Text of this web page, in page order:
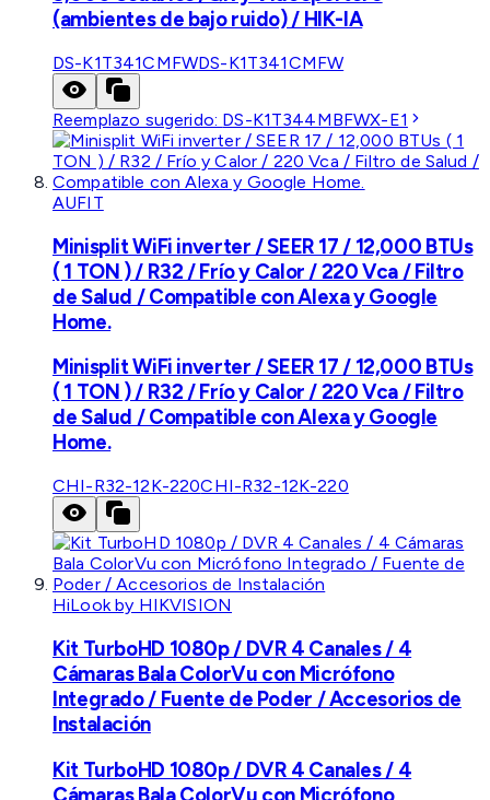
(ambientes de bajo ruido) / HIK-IA
DS-K1T341CMFWDS-K1T341CMFW
Reemplazo sugerido: DS-K1T344MBFWX-E1
AUFIT
Minisplit WiFi inverter / SEER 17 / 12,000 BTUs
( 1 TON ) / R32 / Frío y Calor / 220 Vca / Filtro
de Salud / Compatible con Alexa y Google
Home.
Minisplit WiFi inverter / SEER 17 / 12,000 BTUs
( 1 TON ) / R32 / Frío y Calor / 220 Vca / Filtro
de Salud / Compatible con Alexa y Google
Home.
CHI-R32-12K-220CHI-R32-12K-220
HiLook by HIKVISION
Kit TurboHD 1080p / DVR 4 Canales / 4
Cámaras Bala ColorVu con Micrófono
Integrado / Fuente de Poder / Accesorios de
Instalación
Kit TurboHD 1080p / DVR 4 Canales / 4
Cámaras Bala ColorVu con Micrófono